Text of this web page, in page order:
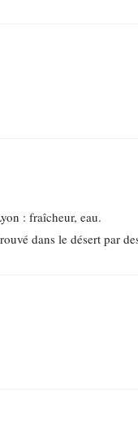
: fraîcheur, eau.
dans le désert par